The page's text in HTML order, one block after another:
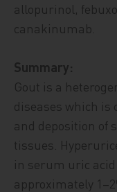
allopurinol,
canakinumab.
Summary:
Gout is a
diseases which
and deposition of
tissues.
in serum uric
approximately